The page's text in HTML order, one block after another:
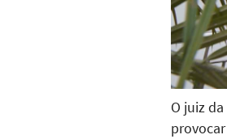
O juiz